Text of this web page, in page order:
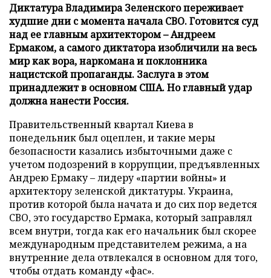
Диктатура Владимира Зеленского переживает
худшие дни с момента начала СВО. Готовится суд
над ее главным архитектором – Андреем
Ермаком, а самого диктатора изобличили на весь
мир как вора, наркомана и поклонника
нацистской пропаганды. Заслуга в этом
принадлежит в основном США. Но главный удар
должна нанести Россия.
Правительственный квартал Киева в
понедельник был оцеплен, и такие меры
безопасности казались избыточными даже с
учетом подозрений в коррупции, предъявленных
Андрею Ермаку – лидеру «партии войны» и
архитектору зеленской диктатуры. Украина,
против которой была начата и до сих пор ведется
СВО, это государство Ермака, который заправлял
всем внутри, тогда как его начальник был скорее
международным представителем режима, а на
внутренние дела отвлекался в основном для того,
чтобы отдать команду «фас».